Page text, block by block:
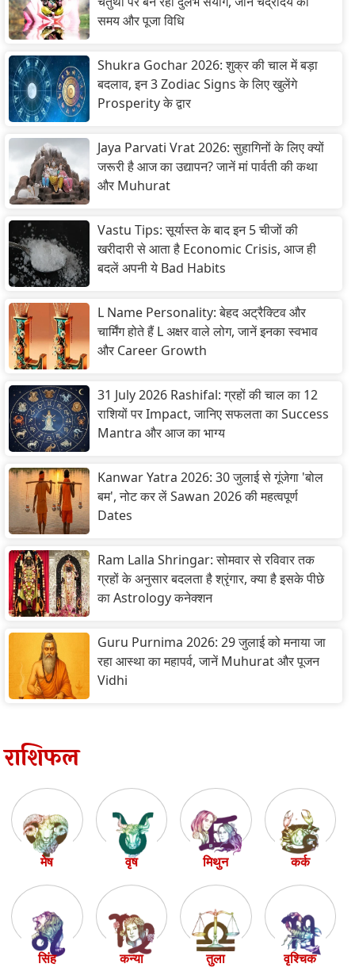
समय और पूजा विधि
Shukra Gochar 2026: शुक्र की चाल में बड़ा
बदलाव, इन 3 Zodiac Signs के लिए खुलेंगे
Prosperity के द्वार
Jaya Parvati Vrat 2026: सुहागिनों के लिए क्यों
जरूरी है आज का उद्यापन? जानें मां पार्वती की कथा
और Muhurat
Vastu Tips: सूर्यास्त के बाद इन 5 चीजों की
खरीदारी से आता है Economic Crisis, आज ही
बदलें अपनी ये Bad Habits
L Name Personality: बेहद अट्रैक्टिव और
चार्मिंग होते हैं L अक्षर वाले लोग, जानें इनका स्वभाव
और Career Growth
31 July 2026 Rashifal: ग्रहों की चाल का 12
राशियों पर Impact, जानिए सफलता का Success
Mantra और आज का भाग्य
Kanwar Yatra 2026: 30 जुलाई से गूंजेगा 'बोल
बम', नोट कर लें Sawan 2026 की महत्वपूर्ण
Dates
Ram Lalla Shringar: सोमवार से रविवार तक
ग्रहों के अनुसार बदलता है श्रृंगार, क्या है इसके पीछे
का Astrology कनेक्शन
Guru Purnima 2026: 29 जुलाई को मनाया जा
रहा आस्था का महापर्व, जानें Muhurat और पूजन
Vidhi
राशिफल
मेष वृष मिथुन कर्क
सिंह कन्या तुला वृश्चिक